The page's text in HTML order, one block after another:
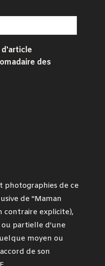
des
photographies de ce
de "Maman
contraire explicite),
partielle d'une
moyen ou
de son